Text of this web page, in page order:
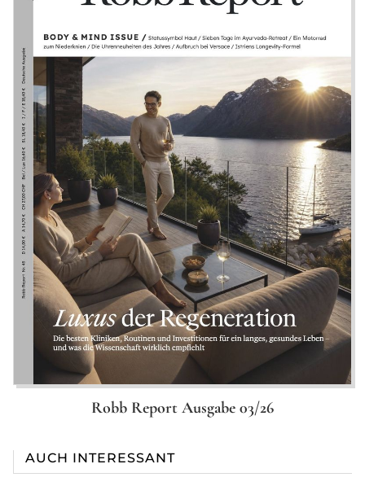
Robb Report Ausgabe 03/26
AUCH INTERESSANT